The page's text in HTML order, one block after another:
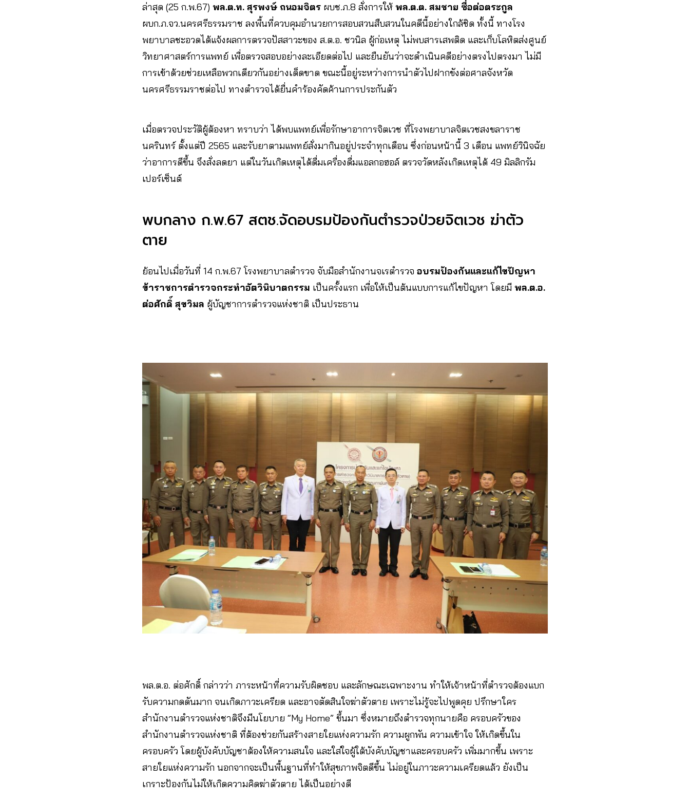
ล่าสุด (25 ก.พ.67) พล.ต.ท. สุรพงษ์ ถนอมจิตร ผบช.ภ.8 สั่งการให้ พล.ต.ต. สมชาย ซื่อต่อตระกูล
ผบก.ภ.จว.นครศรีธรรมราช ลงพื้นที่ควบคุมอำนวยการสอบสวนสืบสวนในคดีนี้อย่างใกล้ชิด ทั้งนี้ ทางโรง
พยาบาลชะอวดได้แจ้งผลการตรวจปัสสาวะของ ส.ต.อ. ชวนิล ผู้ก่อเหตุ ไม่พบสารเสพติด และเก็บโลหิตส่งศูนย์
วิทยาศาสตร์การแพทย์ เพื่อตรวจสอบอย่างละเอียดต่อไป และยืนยันว่าจะดำเนินคดีอย่างตรงไปตรงมา ไม่มี
การเข้าด้วยช่วยเหลือพวกเดียวกันอย่างเด็ดขาด ขณะนี้อยู่ระหว่างการนำตัวไปฝากขังต่อศาลจังหวัด
นครศรีธรรมราชต่อไป ทางตำรวจได้ยื่นคำร้องคัดค้านการประกันตัว
เมื่อตรวจประวัติผู้ต้องหา ทราบว่า ได้พบแพทย์เพื่อรักษาอาการจิตเวช ที่โรงพยาบาลจิตเวชสงขลาราช
นครินทร์ ตั้งแต่ปี 2565 และรับยาตามแพทย์สั่งมากินอยู่ประจำทุกเดือน ซึ่งก่อนหน้านี้ 3 เดือน แพทย์วินิจฉัย
ว่าอาการดีขึ้น จึงสั่งลดยา แต่ในวันเกิดเหตุได้ดื่มเครื่องดื่มแอลกอฮอล์ ตรวจวัดหลังเกิดเหตุได้ 49 มิลลิกรัม
เปอร์เซ็นต์
พบกลาง ก.พ.67 สตช.จัดอบรมป้องกันตำรวจป่วยจิตเวช ฆ่าตัว
ตาย
ย้อนไปเมื่อวันที่ 14 ก.พ.67 โรงพยาบาลตำรวจ จับมือสำนักงานจเรตำรวจ อบรมป้องกันและแก้ไขปัญหา
ข้าราชการตำรวจกระทำอัตวินิบาตกรรม เป็นครั้งแรก เพื่อให้เป็นต้นแบบการแก้ไขปัญหา โดยมี พล.ต.อ.
ต่อศักดิ์ สุขวิมล ผู้บัญชาการตำรวจแห่งชาติ เป็นประธาน
พล.ต.อ. ต่อศักดิ์ กล่าวว่า ภาระหน้าที่ความรับผิดชอบ และลักษณะเฉพาะงาน ทำให้เจ้าหน้าที่ตำรวจต้องแบก
รับความกดดันมาก จนเกิดภาวะเครียด และอาจตัดสินใจฆ่าตัวตาย เพราะไม่รู้จะไปพูดคุย ปรึกษาใคร
สำนักงานตำรวจแห่งชาติจึงมีนโยบาย “My Home” ขึ้นมา ซึ่งหมายถึงตำรวจทุกนายคือ ครอบครัวของ
สำนักงานตำรวจแห่งชาติ ที่ต้องช่วยกันสร้างสายใยแห่งความรัก ความผูกพัน ความเข้าใจ ให้เกิดขึ้นใน
ครอบครัว โดยผู้บังคับบัญชาต้องให้ความสนใจ และใส่ใจผู้ใต้บังคับบัญชาและครอบครัว เพิ่มมากขึ้น เพราะ
สายใยแห่งความรัก นอกจากจะเป็นพื้นฐานที่ทำให้สุขภาพจิตดีขึ้น ไม่อยู่ในภาวะความเครียดแล้ว ยังเป็น
เกราะป้องกันไม่ให้เกิดความคิดฆ่าตัวตาย ได้เป็นอย่างดี